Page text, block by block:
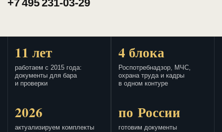
+7 495 231-03-29
11 лет
работаем с 2015 года:
документы для бара
и проверки
4 блока
Роспотребнадзор, МЧС,
охрана труда и кадры
в одном контуре
2026
актуализируем комплекты
по России
готовим документы